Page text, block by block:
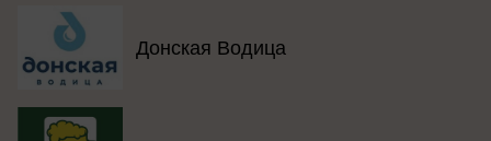
Донская Водица